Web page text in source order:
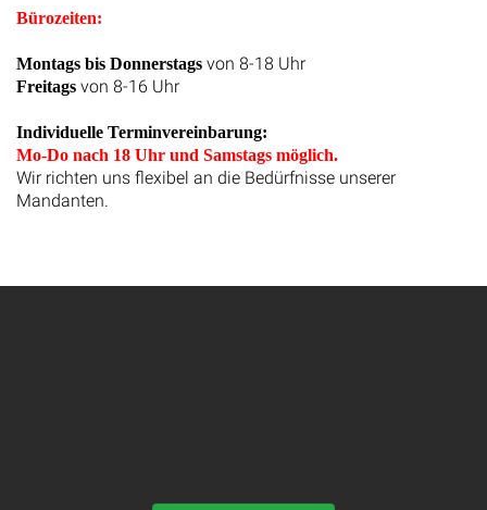
Bürozeiten:
Montags bis Donnerstags von 8-18 Uhr
Freitags von 8-16 Uhr
Individuelle Terminvereinbarung:
Mo-Do nach 18 Uhr und Samstags möglich.
Wir richten uns flexibel an die Bedürfnisse unserer
Mandanten.